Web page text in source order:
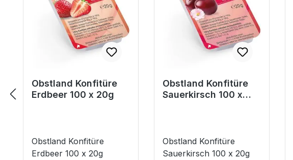
Obstland Konfitüre
Erdbeer 100 x 20g
Obstland Konfitüre
Erdbeer 100 x 20g
Obstland Konfitüre
Sauerkirsch 100 x
Obstland Konfitüre
Sauerkirsch 100 x 20g